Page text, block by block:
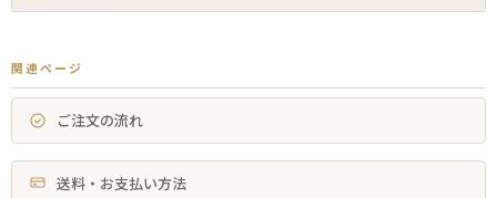
関連ページ
ご注文の流れ
送料・お支払い方法